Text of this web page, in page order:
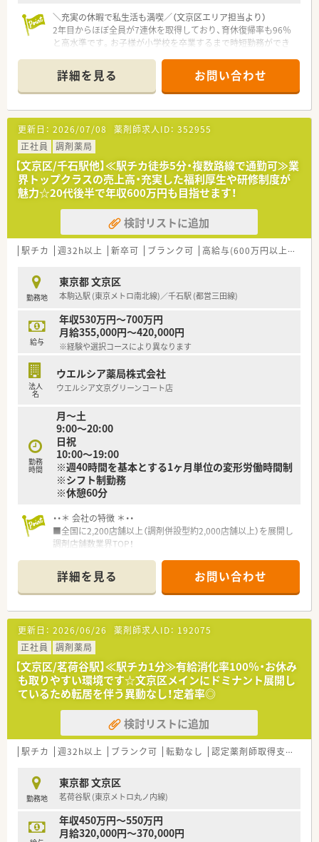
＼充実の休暇で私生活も満喫／（文京区エリア担当より）
2年目からほぼ全員が7連休を取得しており、育休復帰率も96％
と高水準です。お子様が小学校を卒業するまで時短勤務ができ
＊------------------------------------------＊
【店舗情報と応需状況について】
■東京メトロ南北線の東大前駅や本駒込駅から徒歩で2分ほどの
非常に好立地な場所にございます。
■都営三田線の白山駅からも徒歩圏内となっており複数路線か
らのアクセスが非常に便利です。
■ドラッグストアでのOTC販売専門の店舗となっており処方箋
の応需科目はございません。
【求人情報について】
■正社員として安定した就業を求めている方に最適な大手の求
人案件となっております。
■募集の職種は勤務薬剤師となっており経験を積みながら長く
活躍していただけます。
によって異なってまいります。
【想定されるキャリアイメージ】
■多種多様な教育カリキュラムが用意されており着実にステッ
プアップが可能です。
■将来的にはリーダーや店舗責任者としてご活躍いただけるフ
ィールドが広がっています。
ジェクトに携われます。
■サプリメントバーやヘルスケアラウンジを設けて多角的な健
康管理を行っています。
■健康サポート薬局の認定店舗を全国的に拡大しており地域貢
献に注力しています。
■女性活躍推進法に基づく基準を満たし最高位であるえるぼし
の認定を取得しています。
詳細を見る お問い合わせ
更新日： 2026/07/08 薬剤師求人ID： 352955
正社員
調剤薬局
【文京区/千石駅他】≪駅チカ徒歩5分・複数路線で通勤可≫業
界トップクラスの売上高・充実した福利厚生や研修制度が
魅力☆20代後半で年収600万円も目指せます！
検討リストに追加
駅チカ 週32h以上 新卒可 ブランク可 高給与(600万円以上)
勤務地
東京都 文京区
本駒込駅 (東京メトロ南北線)／千石駅 (都営三田線)
給与
年収530万円～700万円
月給355,000円～420,000円
※経験や選択コースにより異なります
法人
名
ウエルシア薬局株式会社
ウエルシア文京グリーンコート店
勤務
時間
月～土
9:00～20:00
日祝
10:00～19:00
※週40時間を基本とする1ヶ月単位の変形労働時間制
※シフト制勤務
※休憩60分
・・＊ 会社の特徴 ＊・・
■全国に2,200店舗以上（調剤併設型約2,000店舗以上）を展開し
調剤店舗数業界TOP！
頑張り次第で高給与も可能！
■経験や勤務コースによりますが、経験の少ない方でも500万前
半スタートと業界TOP水準！
■職種や職域に合わせ、豊富な社内研修や外部組織と連携した研
修を用意されています
■薬剤師が中心の会社だからこそ活躍できるキャリアパスが多
種多様に用意されています。
■店舗拡大に伴い、エリアマネジャーや営業部長等のマネジメン
トのポジションも増えます。
■在宅や教育等の専門性を活かせるスペシャリストを目指すこ
とも可能です。
■その他にも、管理部門や商品部門等の本社スタッフなど活動領
域は多種多様です。
■在宅実施店舗は年々増加しており、在宅医療へもしっかりと関
わる事ができます。
時短勤務ができるよう変更予定です。
■年間休日が120日とワークライフバランスが整っています
■日用品から常備薬まで、従業員割引制度など嬉しいメリットも
たくさんあります！
詳細を見る お問い合わせ
更新日： 2026/06/26 薬剤師求人ID： 192075
正社員
調剤薬局
【文京区/茗荷谷駅】≪駅チカ1分≫有給消化率100％・お休み
も取りやすい環境です☆文京区メインにドミナント展開し
ているため転居を伴う異動なし！定着率◎
検討リストに追加
駅チカ 週32h以上 ブランク可 転勤なし 認定薬剤師取得支援あり
勤務地
東京都 文京区
茗荷谷駅 (東京メトロ丸ノ内線)
年収450万円～550万円
月給320,000円～370,000円